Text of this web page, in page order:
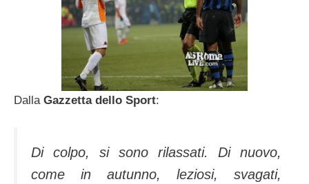
Dalla Gazzetta dello Sport:
Di colpo, si sono rilassati. Di nuovo,
come in autunno, leziosi, svagati,